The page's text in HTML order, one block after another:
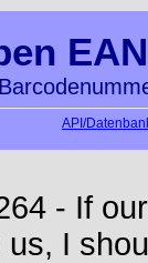
API/
- If
I